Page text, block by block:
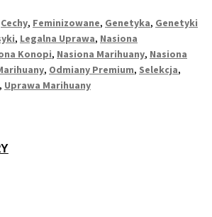
w
kontrolowanych
warunkach
Cechy, Feminizowane, Genetyka, Genetyki
, Legalna Uprawa, Nasiona
Konopi, Nasiona Marihuany, Nasiona
, Odmiany Premium, Selekcja,
, Uprawa Marihuany